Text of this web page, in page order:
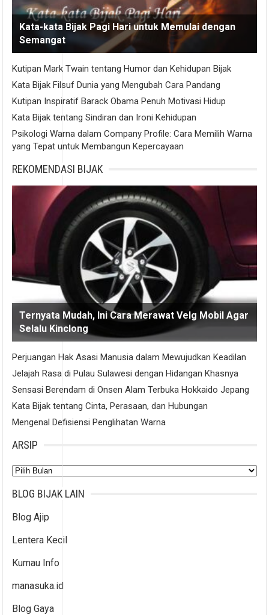
Kata-kata Bijak Pagi Hari untuk Memulai dengan
Semangat
Kutipan Mark Twain tentang Humor dan Kehidupan Bijak
Kata Bijak Filsuf Dunia yang Mengubah Cara Pandang
Kutipan Inspiratif Barack Obama Penuh Motivasi Hidup
Kata Bijak tentang Sindiran dan Ironi Kehidupan
Psikologi Warna dalam Company Profile: Cara Memilih Warna
yang Tepat untuk Membangun Kepercayaan
REKOMENDASI BIJAK
Ternyata Mudah, Ini Cara Merawat Velg Mobil Agar
Selalu Kinclong
Perjuangan Hak Asasi Manusia dalam Mewujudkan Keadilan
Jelajah Rasa di Pulau Sulawesi dengan Hidangan Khasnya
Sensasi Berendam di Onsen Alam Terbuka Hokkaido Jepang
Kata Bijak tentang Cinta, Perasaan, dan Hubungan
Mengenal Defisiensi Penglihatan Warna
ARSIP
Arsip
BLOG BIJAK LAIN
Blog Ajip
Lentera Kecil
Kumau Info
manasuka.id
Blog Gaya